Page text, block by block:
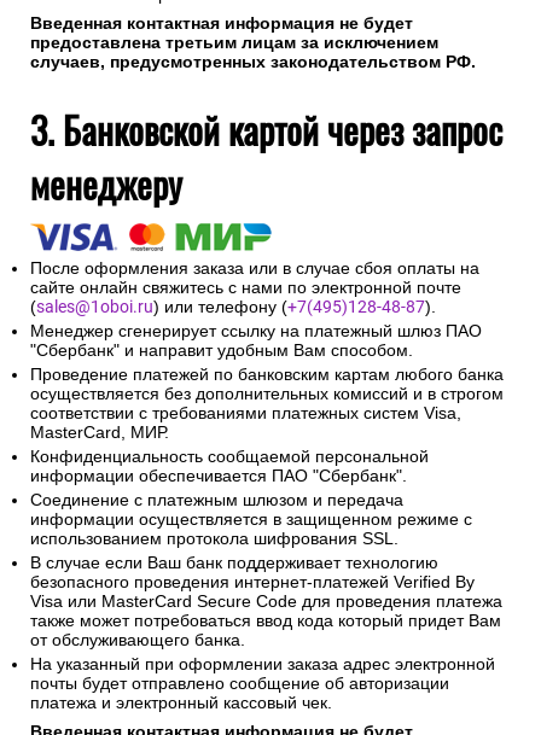
Введенная контактная информация не будет
предоставлена третьим лицам за исключением
случаев, предусмотренных законодательством РФ.
3. Банковской картой через запрос
менеджеру
После оформления заказа или в случае сбоя оплаты на
сайте онлайн свяжитесь с нами по электронной почте
(sales@1oboi.ru) или телефону (+7(495)128-48-87).
Менеджер сгенерирует ссылку на платежный шлюз ПАО
"Сбербанк" и направит удобным Вам способом.
Проведение платежей по банковским картам любого банка
осуществляется без дополнительных комиссий и в строгом
соответствии с требованиями платежных систем Visa,
MasterCard, МИР.
Конфиденциальность сообщаемой персональной
информации обеспечивается ПАО "Сбербанк".
Соединение с платежным шлюзом и передача
информации осуществляется в защищенном режиме с
использованием протокола шифрования SSL.
В случае если Ваш банк поддерживает технологию
безопасного проведения интернет-платежей Verified By
Visa или MasterCard Secure Code для проведения платежа
также может потребоваться ввод кода который придет Вам
от обслуживающего банка.
На указанный при оформлении заказа адрес электронной
почты будет отправлено сообщение об авторизации
платежа и электронный кассовый чек.